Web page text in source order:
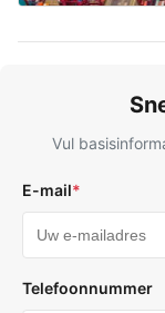
Vul
E-mail*
Telefoonnummer